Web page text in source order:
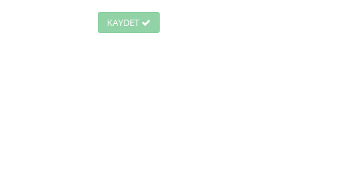
KAYDET